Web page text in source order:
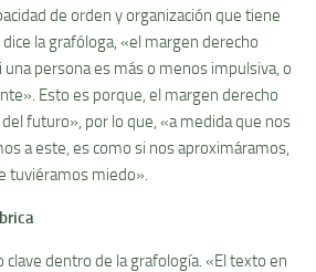
de orden y organización que tiene
la grafóloga, «el margen derecho
persona es más o menos impulsiva, o
Esto es porque, el margen derecho
futuro», por lo que, «a medida que nos
a este, es como si nos aproximáramos,
tuviéramos miedo».
dentro de la grafología. «El texto en